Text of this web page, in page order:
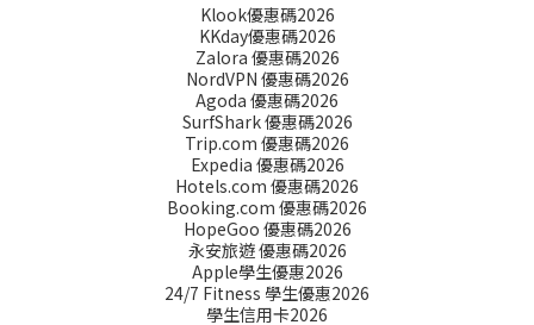
Klook優惠碼2026
KKday優惠碼2026
Zalora 優惠碼2026
NordVPN 優惠碼2026
Agoda 優惠碼2026
SurfShark 優惠碼2026
Trip.com 優惠碼2026
Expedia 優惠碼2026
Hotels.com 優惠碼2026
Booking.com 優惠碼2026
HopeGoo 優惠碼2026
永安旅遊 優惠碼2026
Apple學生優惠2026
24/7 Fitness 學生優惠2026
學生信用卡2026